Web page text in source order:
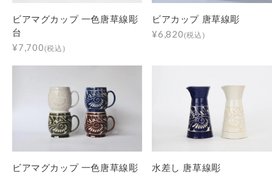
ビアマグカップ 一色唐草線彫
台
¥7,700(税込)
ビアマグカップ 一色唐草線彫
ビアカップ 唐草線彫
¥6,820(税込)
水差し 唐草線彫